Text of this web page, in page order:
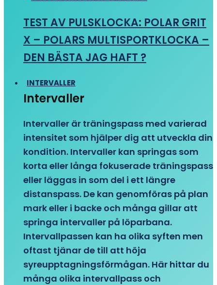
TEST AV PULSKLOCKA: POLAR GRIT
X – POLARS MULTISPORTKLOCKA –
DEN BÄSTA JAG HAFT ?
INTERVALLER
Intervaller
Intervaller är träningspass med varierad
intensitet som hjälper dig att utveckla din
kondition. Intervaller kan springas som
korta eller långa fokuserade träningspass
eller läggas in som del i ett längre
distanspass. De kan genomföras på plan
mark eller i backe och många gillar att
springa intervaller på löparbana.
Intervallpassen kan ha olika syften men
oftast tjänar de till att höja
syreupptagningsförmågan. Här hittar du
många olika intervallpass och